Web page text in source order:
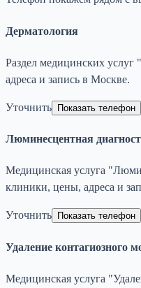
Дерматология
Раздел медицинских
адреса и запись в Москве.
Уточнить Показать телефон
Люминесцентная
Медицинская услуга
клиники, цены, адреса и
Уточнить Показать телефон
Удаление контагиозного
Медицинская услуга